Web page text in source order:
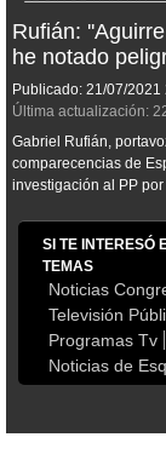
Rufián:
he notado
Publicado: 21/07/2021
Última actualización:
Gabriel Rufián,
comparecencias de
investigación al PP
SI TE INTERESÓ
TEMAS
Noticias
Televisión
Programas Tv
Noticias de